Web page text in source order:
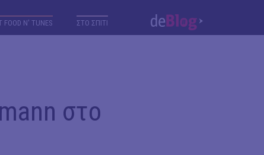
FOOD N' TUNES ΣΤΟ ΣΠΙΤΙ
στο